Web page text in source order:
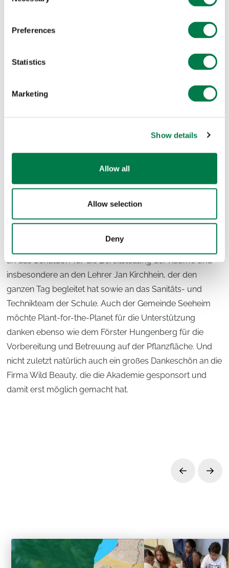
Preferences
Statistics
Marketing
Show details
Allow all
Allow selection
Deny
Und schließlich, nach dem Vortrag und der Präsentation
Bäume pflanzen und der Klimakrise geschenkt.
An dieser Stelle gilt ein ganz großer Dank an die vielen
einen reibungslosen Ablauf des Tages ermöglicht haben,
an das Schuldorf für die Bereitstellung der Räume und
insbesondere an den Lehrer Jan Kirchhein, der den
ganzen Tag begleitet hat sowie an das Sanitäts- und
Technikteam der Schule. Auch der Gemeinde Seeheim
möchte Plant-for-the-Planet für die Unterstützung
danken ebenso wie dem Förster Hungenberg für die
Vorbereitung und Betreuung auf der Pflanzfläche. Und
nicht zuletzt natürlich auch ein großes Dankeschön an die
Firma Wild Beauty, die die Akademie gesponsort und
damit erst möglich gemacht hat.
Prev Next